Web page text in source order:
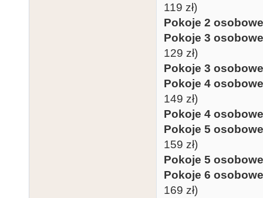
119 zł)
Pokoje 2 osobowe
Pokoje 3 osobowe
129 zł)
Pokoje 3 osobowe
Pokoje 4 osobowe
149 zł)
Pokoje 4 osobowe
Pokoje 5 osobowe
159 zł)
Pokoje 5 osobowe
Pokoje 6 osobowe
169 zł)